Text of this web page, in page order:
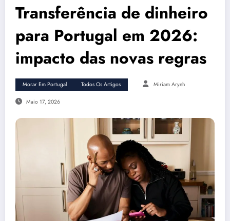
Transferência de dinheiro
para Portugal em 2026:
impacto das novas regras
Morar Em Portugal Todos Os Artigos Miriam Aryeh
Maio 17, 2026